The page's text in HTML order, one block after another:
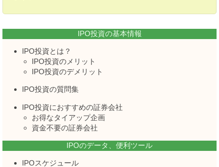
IPO投資の基本情報
IPO投資とは？
IPO投資のメリット
IPO投資のデメリット
IPO投資の質問集
IPO投資におすすめの証券会社
お得なタイアップ企画
資金不要の証券会社
IPOのデータ、便利ツール
IPOスケジュール